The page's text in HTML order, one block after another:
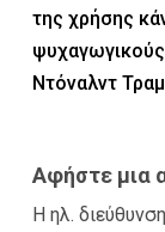
της χρήσης
Ντόναλντ
Αφήστε μια
Η ηλ.